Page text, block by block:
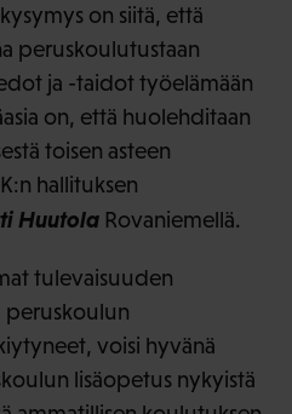
on siitä, että
peruskoulutustaan
ja -taidot työelämään
on, että huolehditaan
toisen asteen
hallituksen
Huutola Rovaniemellä.
tulevaisuuden
peruskoulun
voisi hyvänä
lisäopetus nykyistä